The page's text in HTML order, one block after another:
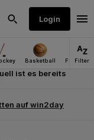
ist es bereits